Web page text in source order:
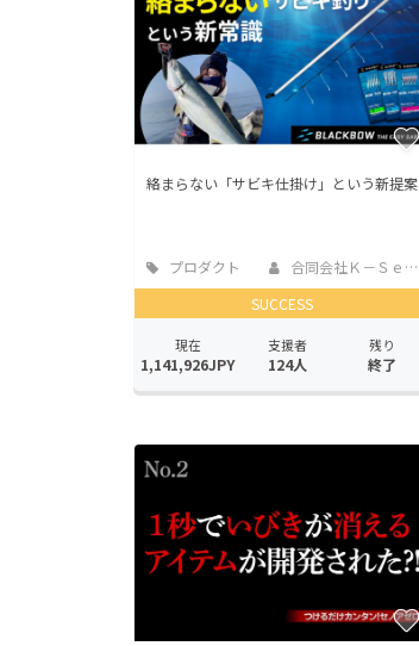
絡まらない「サビキ仕掛け」という新提案
プロダクト
合同会社Ｋ－Ｓｅａ...
SUCCESS
現在
1,141,926JPY
支援者
124人
残り
終了